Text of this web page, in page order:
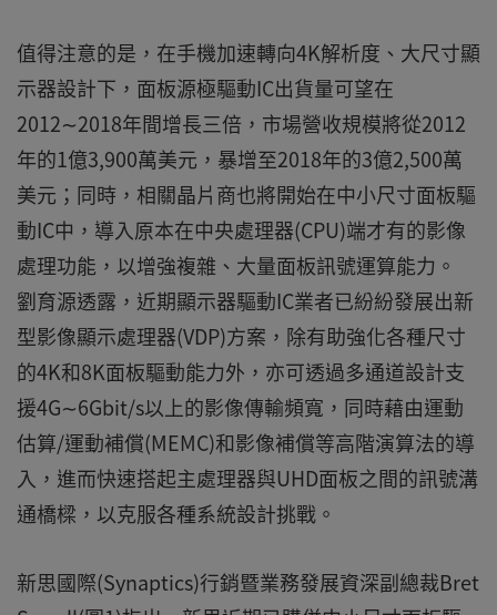
值得注意的是，在手機加速轉向4K解析度、大尺寸顯
示器設計下，面板源極驅動IC出貨量可望在
2012∼2018年間增長三倍，市場營收規模將從2012
年的1億3,900萬美元，暴增至2018年的3億2,500萬
美元；同時，相關晶片商也將開始在中小尺寸面板驅
動IC中，導入原本在中央處理器(CPU)端才有的影像
處理功能，以增強複雜、大量面板訊號運算能力。
劉育源透露，近期顯示器驅動IC業者已紛紛發展出新
型影像顯示處理器(VDP)方案，除有助強化各種尺寸
的4K和8K面板驅動能力外，亦可透過多通道設計支
援4G∼6Gbit/s以上的影像傳輸頻寬，同時藉由運動
估算/運動補償(MEMC)和影像補償等高階演算法的導
入，進而快速搭起主處理器與UHD面板之間的訊號溝
通橋樑，以克服各種系統設計挑戰。
新思國際(Synaptics)行銷暨業務發展資深副總裁Bret